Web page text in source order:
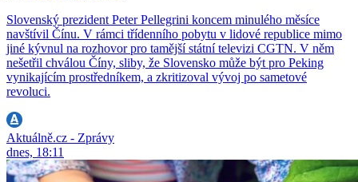
Slovenský prezident Peter Pellegrini koncem minulého měsíce
navštívil Čínu. V rámci třídenního pobytu v lidové republice mimo
jiné kývnul na rozhovor pro tamější státní televizi CGTN. V něm
nešetřil chválou Číny, sliby, že Slovensko může být pro Peking
vynikajícím prostředníkem, a zkritizoval vývoj po sametové
revoluci.
Aktuálně.cz - Zprávy
dnes, 18:11